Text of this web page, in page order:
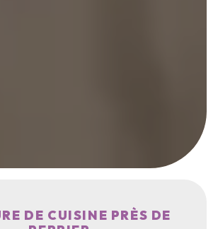
DE CUISINE PRÈS DE